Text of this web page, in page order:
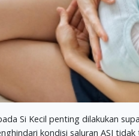
Si Kecil penting dilakukan
kondisi saluran ASI tidak